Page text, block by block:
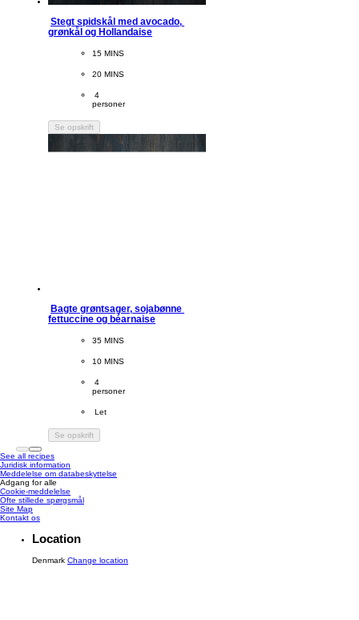
Stegt spidskål med avocado,
grønkål og Hollandaise
CookingTime
15 MINS
PreparationTime
20 MINS
Servings
4
personer
Se opskrift
Bagte grøntsager, sojabønne
fettuccine og béarnaise
CookingTime
35 MINS
PreparationTime
10 MINS
Servings
4
personer
Difficulty
Let
Se opskrift
See all recipes
Juridisk information
Meddelelse om databeskyttelse
Adgang for alle
Cookie-meddelelse
Ændre Indstillingerne
Site Map